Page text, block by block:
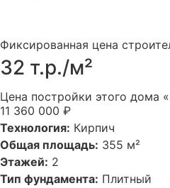
Фиксированная цена
32 т.р./м²
Цена постройки этого дома
11 360 000 ₽
Технология: Кирпич
Общая площадь: 355 м²
Этажей: 2
Тип фундамента: Плитный